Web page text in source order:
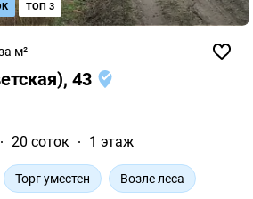
м²
43
20 соток 1 этаж
Торг уместен Возле леса
ТОП 3